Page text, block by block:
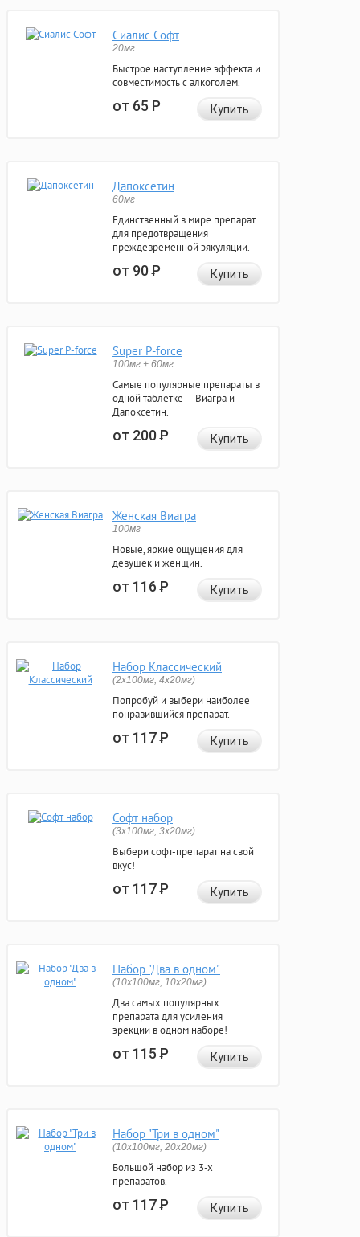
Сиалис Софт
20мг
Быстрое наступление эффекта и
совместимость с алкоголем.
от 65Р Купить
Дапоксетин
60мг
Единственный в мире препарат
для предотвращения
преждевременной эякуляции.
от 90Р Купить
Super P-force
100мг + 60мг
Самые популярные препараты в
одной таблетке — Виагра и
Дапоксетин.
от 200Р Купить
Женская Виагра
100мг
Новые, яркие ощущения для
девушек и женщин.
от 116Р Купить
Набор Классический
(2x100мг, 4x20мг)
Попробуй и выбери наиболее
понравившийся препарат.
от 117Р Купить
Софт набор
(3x100мг, 3x20мг)
Выбери софт-препарат на свой
вкус!
от 117Р Купить
Набор "Два в одном"
(10x100мг, 10x20мг)
Два самых популярных
препарата для усиления
эрекции в одном наборе!
от 115Р Купить
Набор "Три в одном"
(10x100мг, 20x20мг)
Большой набор из 3-х
препаратов.
от 117Р Купить